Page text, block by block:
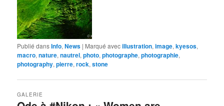
Publié dansInfo,News | Marqué avecillustration,image,kyesos,
macro,nature,nautrel,photo,photographe,photographie,
photography,pierre,rock,stone
GALERIE